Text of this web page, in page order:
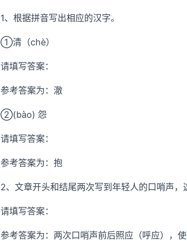
1、根据拼音写出相应的汉字。
①清（chè）
请填写答案：
参考答案为：澈
②(bào) 怨
请填写答案：
参考答案为：抱
2、文章开头和结尾两次写到年轻人的口哨声，
请填写答案：
参考答案为：两次口哨声前后照应（呼应），使